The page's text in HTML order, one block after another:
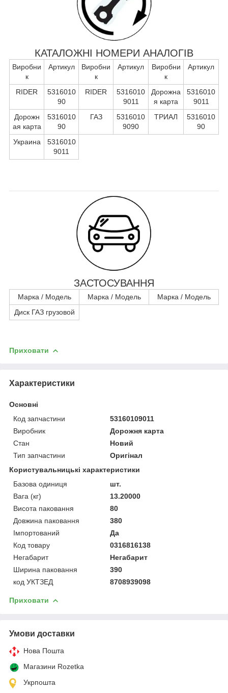
КАТАЛОЖНІ НОМЕРИ АНАЛОГІВ
Виробни
к
Артикул
Виробни
к
Артикул
Виробни
к
Артикул
RIDER
5316010
90
RIDER
5316010
9011
Дорожна
я карта
5316010
9011
Дорожн
ая карта
5316010
90
ГАЗ
5316010
9090
ТРИАЛ
5316010
90
Украина
5316010
9011
ЗАСТОСУВАННЯ
Марка / Модель Марка / Модель
Марка / Модель
Диск ГАЗ грузовой
Приховати
Характеристики
Основні
Код запчастини
53160109011
Виробник
Дорожня карта
Стан
Новий
Тип запчастини
Оригінал
Користувальницькі характеристики
Базова одиниця
шт.
Вага (кг)
13.20000
Висота паковання
80
Довжина паковання
380
Імпортований
Да
Код товару
0316816138
Негабарит
Негабарит
Ширина паковання
390
код УКТЗЕД
8708939098
Приховати
Умови доставки
Нова Пошта
Магазини Rozetka
Укрпошта